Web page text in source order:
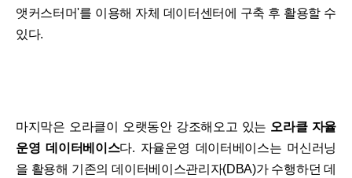
앳커스터머'를 이용해 자체 데이터센터에 구축 후 활용할 수
있다.
마지막은 오라클이 오랫동안 강조해오고 있는 오라클 자율
운영 데이터베이스다. 자율운영 데이터베이스는 머신러닝
을 활용해 기존의 데이터베이스관리자(DBA)가 수행하던 데